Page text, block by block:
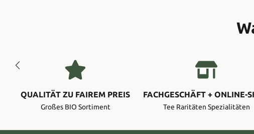
QUALITÄT ZU FAIREM PREIS
Großes BIO Sortiment
FACHGESCHÄFT + ONLINE-
Tee Raritäten Spezialitäten